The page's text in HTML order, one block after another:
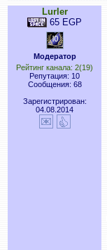
Lurler
65 EGP
Модератор
Рейтинг канала: 2(19)
Репутация: 10
Сообщения: 68
Зарегистрирован:
04.08.2014